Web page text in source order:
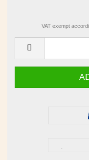
VAT exempt